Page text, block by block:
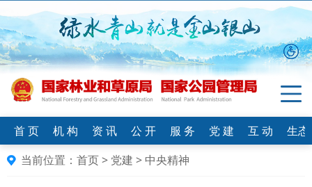
首 页 机 构 资 讯 公 开 服 务 党 建 互 动
生
当前位置： 首页> 党建 > 中央精神